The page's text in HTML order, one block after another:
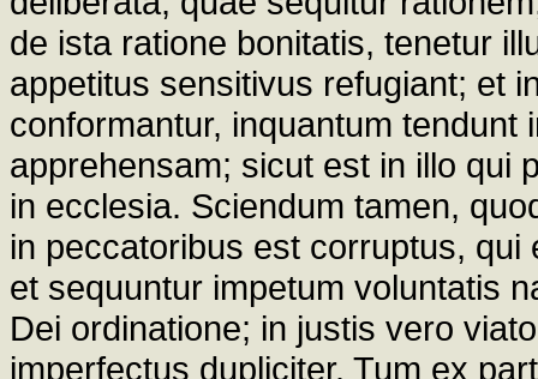
de ista ratione bonitatis, tenetur
appetitus sensitivus refugiant; et
conformantur, inquantum tendunt
apprehensam; sicut est in illo qui
in ecclesia. Sciendum tamen,
in peccatoribus est corruptus,
et sequuntur impetum voluntatis
Dei ordinatione; in justis vero
imperfectus dupliciter. Tum ex